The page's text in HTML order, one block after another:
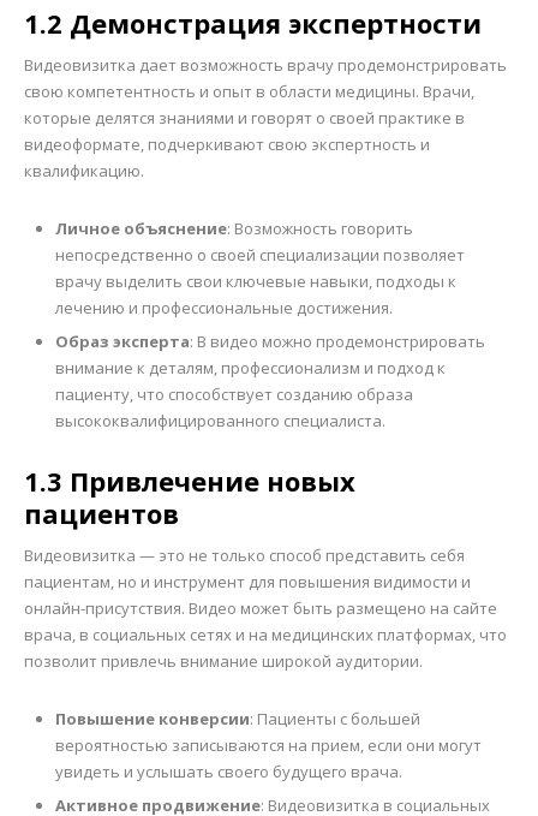
1.2 Демонстрация экспертности
Видеовизитка дает возможность врачу продемонстрировать
свою компетентность и опыт в области медицины. Врачи,
которые делятся знаниями и говорят о своей практике в
видеоформате, подчеркивают свою экспертность и
квалификацию.
Личное объяснение: Возможность говорить
непосредственно о своей специализации позволяет
врачу выделить свои ключевые навыки, подходы к
лечению и профессиональные достижения.
Образ эксперта: В видео можно продемонстрировать
внимание к деталям, профессионализм и подход к
пациенту, что способствует созданию образа
высококвалифицированного специалиста.
1.3 Привлечение новых
пациентов
Видеовизитка — это не только способ представить себя
пациентам, но и инструмент для повышения видимости и
онлайн-присутствия. Видео может быть размещено на сайте
врача, в социальных сетях и на медицинских платформах, что
позволит привлечь внимание широкой аудитории.
Повышение конверсии: Пациенты с большей
вероятностью записываются на прием, если они могут
увидеть и услышать своего будущего врача.
Активное продвижение: Видеовизитка в социальных